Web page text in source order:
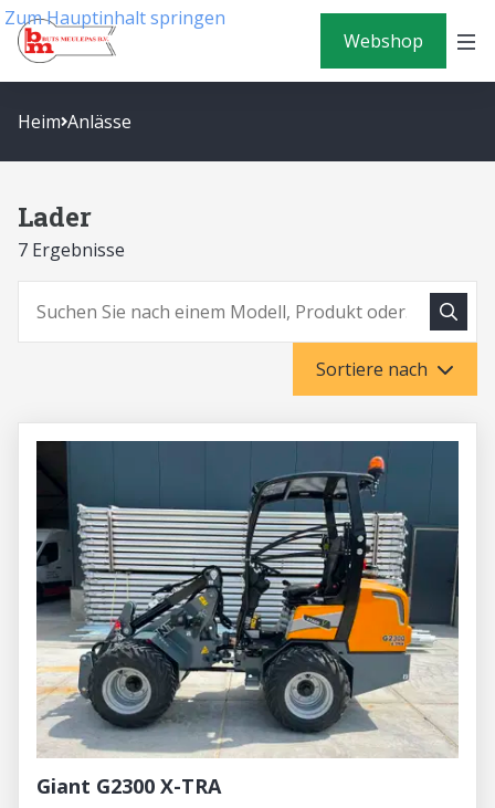
Zum Hauptinhalt springen
Webshop
Heim Anlässe
Lader
7 Ergebnisse
Suchen
Sortiere nach
Giant G2300 X-TRA